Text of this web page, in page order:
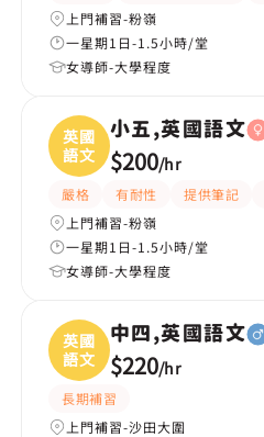
上門補習-粉嶺
一星期1日-1.5小時/堂
女導師-大學程度
英國
語文
小五,英國語文
$200/hr
嚴格 有耐性 提供筆記
上門補習-粉嶺
一星期1日-1.5小時/堂
女導師-大學程度
英國
語文
中四,英國語文
$220/hr
長期補習
上門補習-沙田大圍